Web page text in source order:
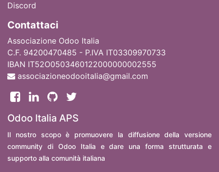
Discord
Contattaci
Associazione Odoo Italia
C.F. 94200470485 - P.IVA IT03309970733
IBAN IT52O0503460122000000002555
associazioneodooitalia@gmail.com
Odoo Italia APS
Il nostro scopo è promuovere la diffusione della versione
community di Odoo Italia e dare una forma strutturata e
supporto alla comunità italiana